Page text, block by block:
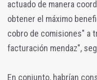
actuado de manera
obtener el máximo
cobro de comisiones" a
facturación mendaz",
En conjunto, habrían